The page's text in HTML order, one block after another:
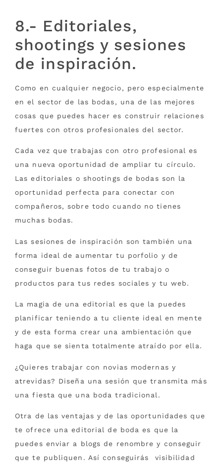
8.- Editoriales,
shootings y sesiones
de inspiración.
Como en cualquier negocio, pero especialmente
en el sector de las bodas, una de las mejores
cosas que puedes hacer es construir relaciones
fuertes con otros profesionales del sector.
Cada vez que trabajas con otro profesional es
una nueva oportunidad de ampliar tu círculo.
Las editoriales o shootings de bodas son la
oportunidad perfecta para conectar con
compañeros, sobre todo cuando no tienes
muchas bodas.
Las sesiones de inspiración son también una
forma ideal de aumentar tu porfolio y de
conseguir buenas fotos de tu trabajo o
productos para tus redes sociales y tu web.
La magia de una editorial es que la puedes
planificar teniendo a tu cliente ideal en mente
y de esta forma crear una ambientación que
haga que se sienta totalmente atraído por ella.
¿Quieres trabajar con novias modernas y
atrevidas? Diseña una sesión que transmita más
una fiesta que una boda tradicional.
Otra de las ventajas y de las oportunidades que
te ofrece una editorial de boda es que la
puedes enviar a blogs de renombre y conseguir
que te publiquen. Así conseguirás visibilidad